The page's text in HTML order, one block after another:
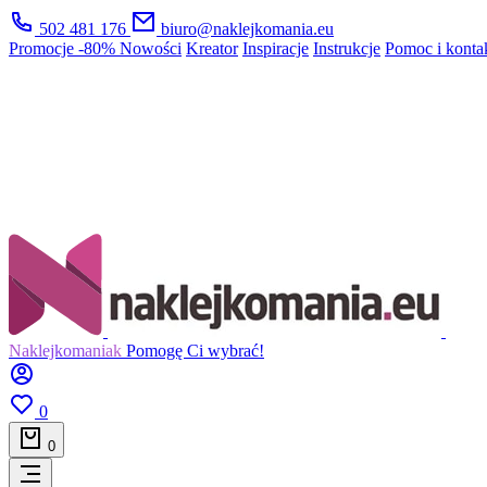
502 481 176
biuro@naklejkomania.eu
Promocje -80% Nowości Kreator Inspiracje Instrukcje Pomoc i
Naklejkomaniak Pomogę Ci wybrać!
0
0